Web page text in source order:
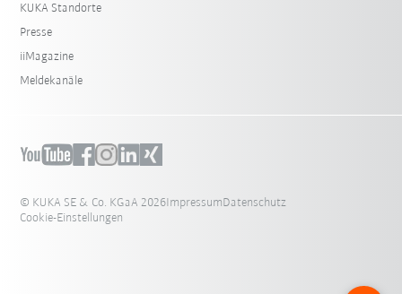
KUKA Standorte
Presse
iiMagazine
Meldekanäle
© KUKA SE & Co. KGaA 2026 Impressum Datenschutz
Cookie-Einstellungen